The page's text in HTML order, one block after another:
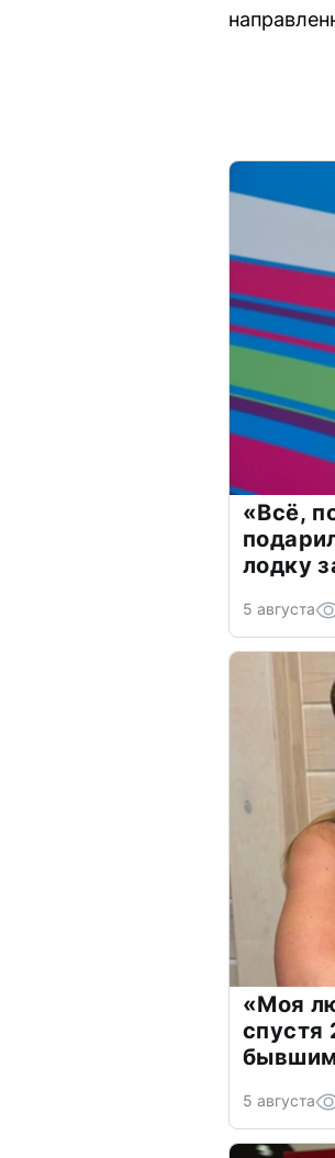
«Всё,
лодку
5 августа
«Моя
спустя
5 августа